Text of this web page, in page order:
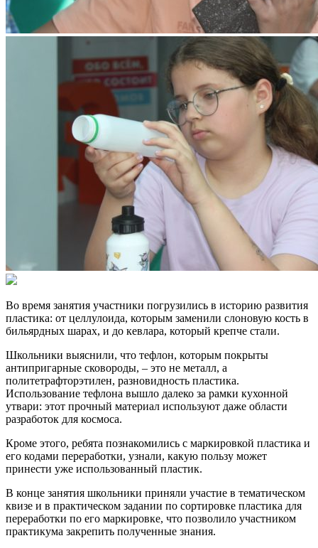
Во время занятия участники погрузились в историю развития
пластика: от целлулоида, которым заменили слоновую кость в
бильярдных шарах, и до кевлара, который крепче стали.
Школьники выяснили, что тефлон, которым покрыты
антипригарные сковороды, – это не металл, а
политетрафторэтилен, разновидность пластика.
Использование тефлона вышло далеко за рамки кухонной
утвари: этот прочный материал используют даже области
разработок для космоса.
Кроме этого, ребята познакомились с маркировкой пластика и
его кодами переработки, узнали, какую пользу может
принести уже использованный пластик.
В конце занятия школьники приняли участие в тематическом
квизе и в практическом задании по сортировке пластика для
переработки по его маркировке, что позволило участником
практикума закрепить полученные знания.